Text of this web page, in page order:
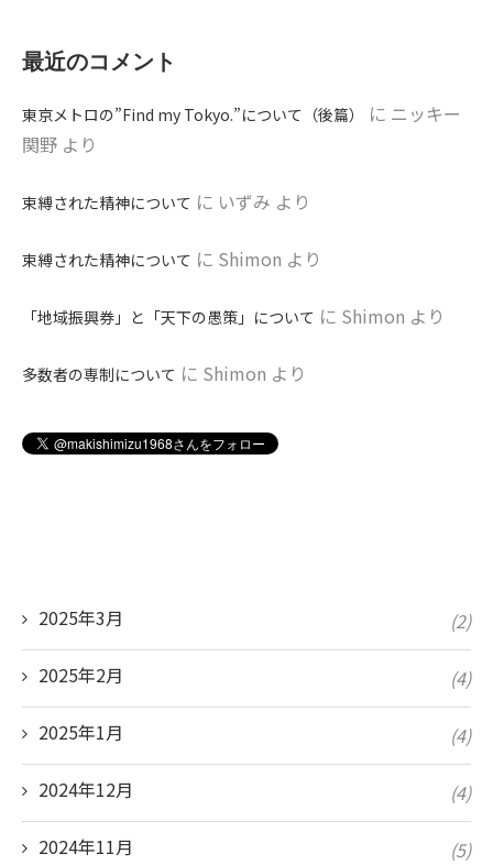
最近のコメント
東京メトロの”Find my Tokyo.”について（後篇） に ニッキー
関野 より
束縛された精神について に いずみ より
束縛された精神について に Shimon より
「地域振興券」と「天下の愚策」について に Shimon より
多数者の専制について に Shimon より
2025年3月 (2)
2025年2月 (4)
2025年1月 (4)
2024年12月 (4)
2024年11月 (5)